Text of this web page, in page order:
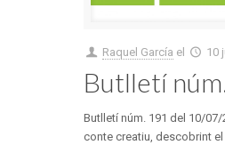
Raquel García el 10
Butlletí
Butlletí núm. 191 del 10/07/
conte creatiu, descobrint